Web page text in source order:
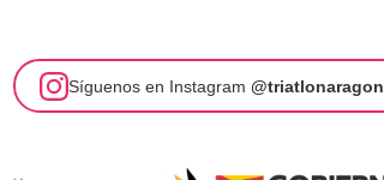
Síguenos en Instagram @triatlonaragon